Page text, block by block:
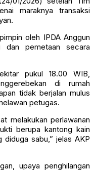
maraknya transaksi
oleh IPDA Anggun
dan pemetaan secara
pukul 18.00 WIB,
di rumah
tidak berjalan mulus
petugas.
melakukan perlawanan
berupa kantong kain
sabu,” jelas AKP
upaya penghilangan